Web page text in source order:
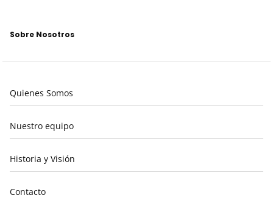
Sobre Nosotros
Quienes Somos
Nuestro equipo
Historia y Visión
Contacto